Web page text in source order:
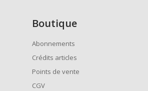
Boutique
Abonnements
Crédits articles
Points de vente
CGV